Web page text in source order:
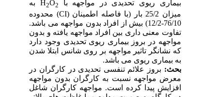
بیماری ریوی تحدیدی در مواجهه با
H2O 2
به
میزان 25/2 بار (با فاصله اطمینان (
CI) محدوده
76/10-12/2) بیش از افراد بدون مواجهه می باشد.
تفاوت معنی داری بین افراد مواجهه یافته و بدون
مواجهه در بروز بیماری ریوی تحدیدی وجود دارد
که نشانگر تاثیر مواجهه بر روی شانس ابتلا شدن
به بیماری ریوی می باشد.
بحث:بروز علائم تنفسی تحدیدی در کارگران در
معرض مواجهه نسبت به کارگران بدون مواجهه
افزایش پیدا کرده است. مواجهه کارگران شاغل